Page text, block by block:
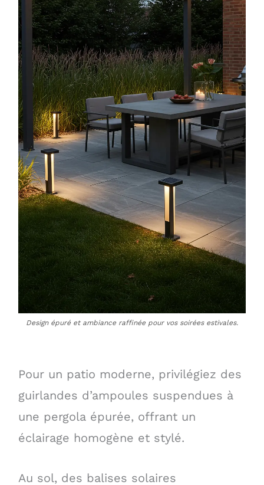
Design épuré et ambiance raffinée pour vos soirées estivales.
Pour un patio moderne, privilégiez des
guirlandes d’ampoules suspendues à
une pergola épurée, offrant un
éclairage homogène et stylé.
Au sol, des balises solaires